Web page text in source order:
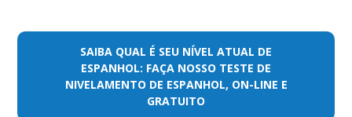
SAIBA QUAL É SEU NÍVEL ATUAL DE
ESPANHOL: FAÇA NOSSO TESTE DE
NIVELAMENTO DE ESPANHOL, ON-LINE E
GRATUITO